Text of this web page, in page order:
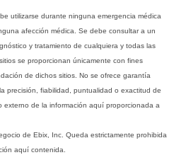
utilizarse durante ninguna emergencia médica
afección médica. Se debe consultar a un
y tratamiento de cualquiera y todas las
se proporcionan únicamente con fines
de dichos sitios. No se ofrece garantía
precisión, fiabilidad, puntualidad o exactitud de
externo de la información aquí proporcionada a
de Ebix, Inc. Queda estrictamente prohibida
aquí contenida.